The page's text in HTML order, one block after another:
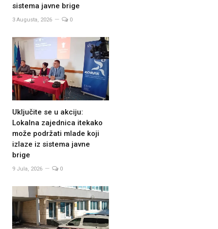
sistema javne brige
3 Augusta, 2026 0
Uključite se u akciju:
Lokalna zajednica itekako
može podržati mlade koji
izlaze iz sistema javne
brige
9 Jula, 2026 0